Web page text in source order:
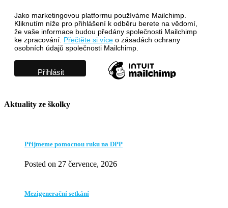
Jako marketingovou platformu používáme Mailchimp.
Kliknutím níže pro přihlášení k odběru berete na vědomí,
že vaše informace budou předány společnosti Mailchimp
ke zpracování. Přečtěte si více o zásadách ochrany
osobních údajů společnosti Mailchimp.
Aktuality ze školky
Přijmeme pomocnou ruku na DPP
Posted on 27 července, 2026
Mezigenerační setkání